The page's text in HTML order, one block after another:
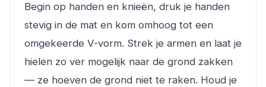
Begin op handen en knieën, druk je handen
stevig in de mat en kom omhoog tot een
omgekeerde V-vorm. Strek je armen en laat je
hielen zo ver mogelijk naar de grond zakken
— ze hoeven de grond niet te raken. Houd je